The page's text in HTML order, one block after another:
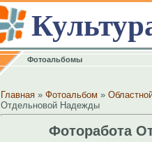
Фотоальбомы
Главная » Фотоальбом »
Отдельновой Надежды
Фоторабота